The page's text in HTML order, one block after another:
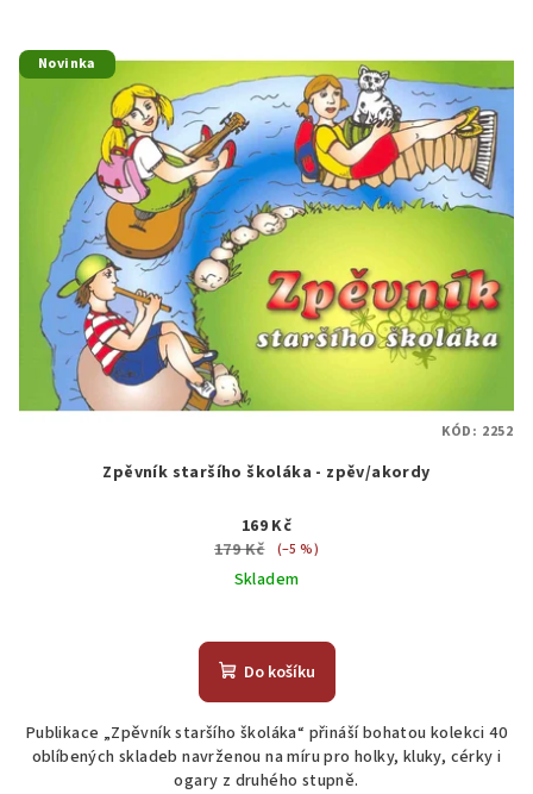
Novinka
Zpěvník staršího školáka - zpěv/akordy
169 Kč
179 Kč
(–5 %)
Skladem
Do košíku
Publikace „Zpěvník staršího školáka“ přináší bohatou kolekci 40
oblíbených skladeb navrženou na míru pro holky, kluky, cérky i
ogary z druhého stupně.
KÓD: 2252